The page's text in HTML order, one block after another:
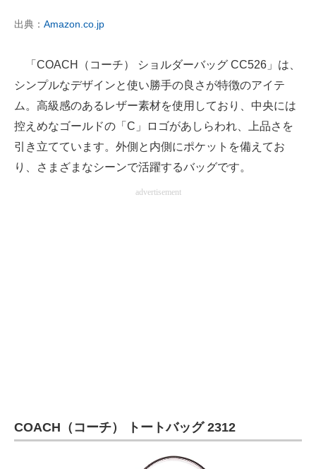
出典： Amazon.co.jp
「COACH（コーチ） ショルダーバッグ CC526」は、
シンプルなデザインと使い勝手の良さが特徴のアイテ
ム。高級感のあるレザー素材を使用しており、中央には
控えめなゴールドの「C」ロゴがあしらわれ、上品さを
引き立てています。外側と内側にポケットを備えてお
り、さまざまなシーンで活躍するバッグです。
advertisement
COACH（コーチ） トートバッグ 2312